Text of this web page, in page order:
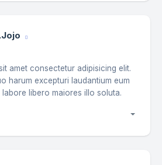
amet consectetur adipisicing elit.
harum excepturi laudantium eum
libero maiores illo soluta.